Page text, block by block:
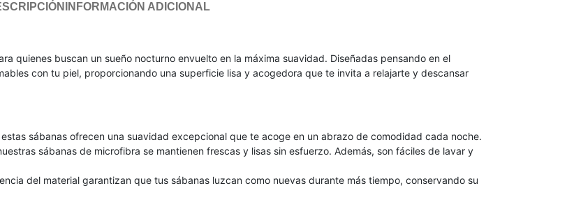
INFORMACIÓN ADICIONAL
quienes buscan un sueño nocturno envuelto en la máxima suavidad. Diseñadas pensando en el
con tu piel, proporcionando una superficie lisa y acogedora que te invita a relajarte y descansar
sábanas ofrecen una suavidad excepcional que te acoge en un abrazo de comodidad cada noche.
sábanas de microfibra se mantienen frescas y lisas sin esfuerzo. Además, son fáciles de lavar y
del material garantizan que tus sábanas luzcan como nuevas durante más tiempo, conservando su